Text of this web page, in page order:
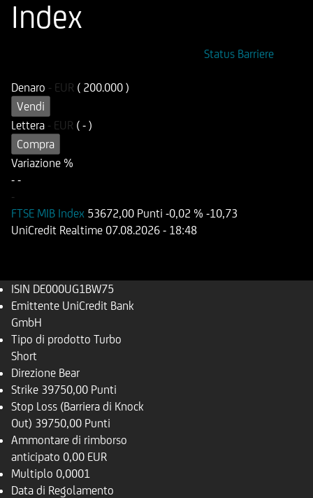
Index
Status Barriere
Denaro - EUR ( 200.000 )
Vendi
Lettera - EUR ( - )
Compra
Variazione %
- -
-
FTSE MIB Index 53672,00 Punti -0,02 % -10,73
UniCredit Realtime 07.08.2026 - 18:48
ISIN DE000UG1BW75
Emittente UniCredit Bank
GmbH
Tipo di prodotto Turbo
Short
Direzione Bear
Strike 39750,00 Punti
Stop Loss (Barriera di Knock
Out) 39750,00 Punti
Ammontare di rimborso
anticipato 0,00 EUR
Multiplo 0,0001
Data di Regolamento